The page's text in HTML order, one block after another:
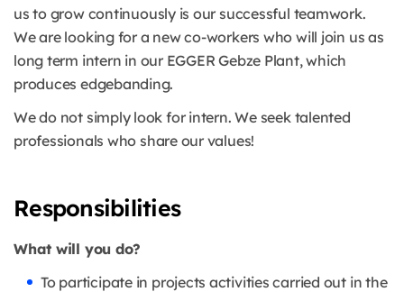
us to grow continuously is our successful teamwork.
We are looking for a new co-workers who will join us as
long term intern in our EGGER Gebze Plant, which
produces edgebanding.
We do not simply look for intern. We seek talented
professionals who share our values!
Responsibilities
What will you do?
To participate in projects activities carried out in the